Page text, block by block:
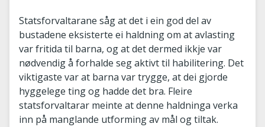
Statsforvaltarane såg at det i ein god del av
bustadene eksisterte ei haldning om at avlasting
var fritida til barna, og at det dermed ikkje var
nødvendig å forhalde seg aktivt til habilitering. Det
viktigaste var at barna var trygge, at dei gjorde
hyggelege ting og hadde det bra. Fleire
statsforvaltarar meinte at denne haldninga verka
inn på manglande utforming av mål og tiltak.